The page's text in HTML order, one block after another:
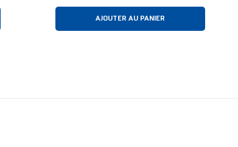
AJOUTER AU PANIER